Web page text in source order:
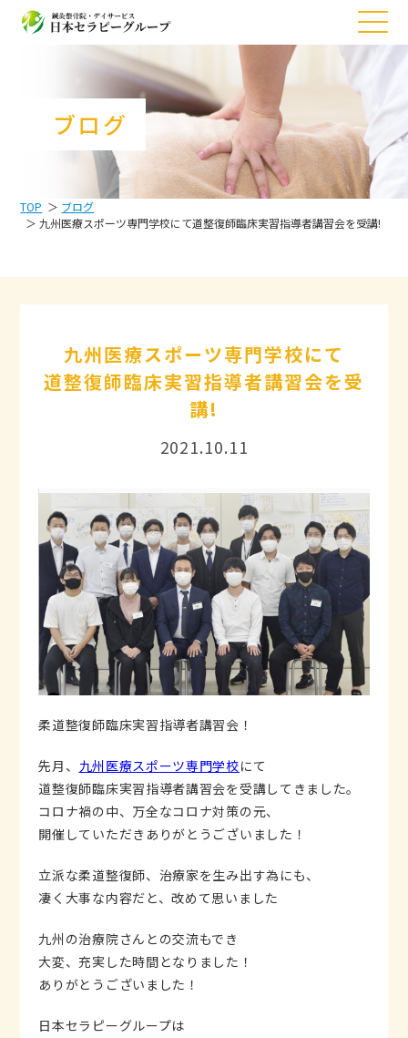
ブログ
TOP
ブログ
九州医療スポーツ専門学校にて道整復師臨床実習指導者講習会を受講!
九州医療スポーツ専門学校にて
道整復師臨床実習指導者講習会を受
講!
2021.10.11
柔道整復師臨床実習指導者講習会！
先月、 九州医療スポーツ専門学校にて
道整復師臨床実習指導者講習会を受講してきました。
コロナ禍の中、万全なコロナ対策の元、
開催していただきありがとうございました！
立派な柔道整復師、治療家を生み出す為にも、
凄く大事な内容だと、改めて思いました
九州の治療院さんとの交流もでき
大変、充実した時間となりました！
ありがとうございました！
日本セラピーグループは